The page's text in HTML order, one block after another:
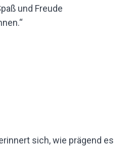
und Freude
sich, wie prägend es